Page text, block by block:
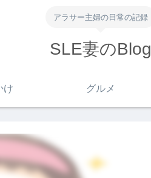
アラサー主婦の日常の記録
SLE妻のBlog
け グルメ